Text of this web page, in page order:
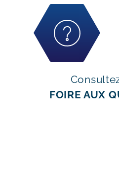
FOIRE AUX